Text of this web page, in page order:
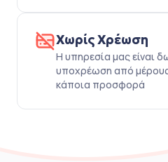
Χωρίς Χρέωση
Η υπηρεσία μας είναι
υποχρέωση από
κάποια προσφορά